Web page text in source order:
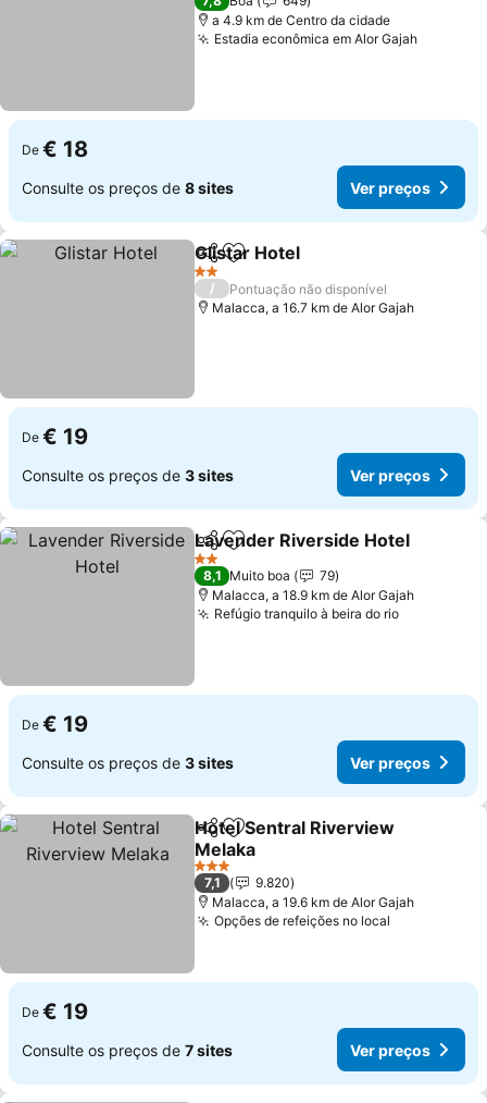
a 4.9 km de Centro da cidade
Estadia econômica em Alor GajahVer
De € 18
Consulte os preços de 8 sites Ver preços
PartilharAdicionar aos favoritos
Glistar Hotel
2 Estrelas
/
Pontuação não disponível
Malacca, a 16.7 km de Alor Gajah
De € 19
Consulte os preços de 3 sites Ver preços
PartilharAdicionar aos favoritos
Lavender Riverside Hotel
2 Estrelas
8,1 Muito boa
79
Malacca, a 18.9 km de Alor Gajah
Refúgio tranquilo à beira do rioVer preços
De € 19
Consulte os preços de 3 sites Ver preços
PartilharAdicionar aos favoritos
Hotel Sentral Riverview
Melaka
Ver preços
3 Estrelas
7,1
9.820
Malacca, a 19.6 km de Alor Gajah
Opções de refeições no local
De € 19
Consulte os preços de 7 sites Ver preços